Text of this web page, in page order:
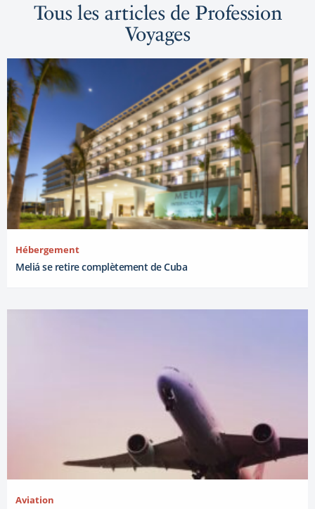
Tous les articles de Profession
Voyages
Hébergement
Meliá se retire complètement de Cuba
Aviation